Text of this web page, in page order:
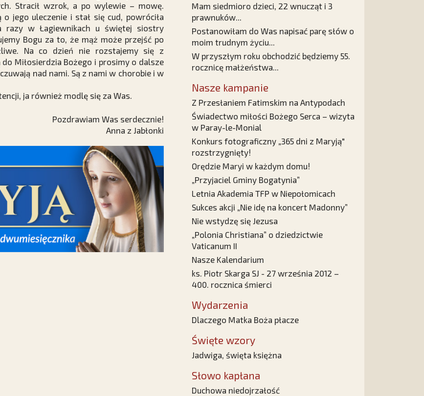
Stracił wzrok, a po wylewie – mowę.
jego uleczenie i stał się cud, powróciła
razy w Łagiewnikach u świętej siostry
Bogu za to, że mąż może przejść po
Na co dzień nie rozstajemy się z
Miłosierdzia Bożego i prosimy o dalsze
nad nami. Są z nami w chorobie i w
ja również modlę się za Was.
Pozdrawiam Was serdecznie!
Anna z Jabłonki
Mam siedmioro dzieci, 22 wnucząt i 3
prawnuków...
Postanowiłam do Was napisać parę słów o
moim trudnym życiu...
W przyszłym roku obchodzić będziemy 55.
rocznicę małżeństwa...
Nasze kampanie
Z Przesłaniem Fatimskim na Antypodach
Świadectwo miłości Bożego Serca – wizyta
w Paray-le-Monial
Konkurs fotograficzny „365 dni z Maryją"
rozstrzygnięty!
Orędzie Maryi w każdym domu!
„Przyjaciel Gminy Bogatynia”
Letnia Akademia TFP w Niepołomicach
Sukces akcji „Nie idę na koncert Madonny”
Nie wstydzę się Jezusa
„Polonia Christiana” o dziedzictwie
Vaticanum II
Nasze Kalendarium
ks. Piotr Skarga SJ - 27 września 2012 –
400. rocznica śmierci
Wydarzenia
Dlaczego Matka Boża płacze
Święte wzory
Jadwiga, święta księżna
Słowo kapłana
Duchowa niedojrzałość